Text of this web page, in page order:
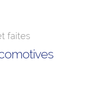
faites